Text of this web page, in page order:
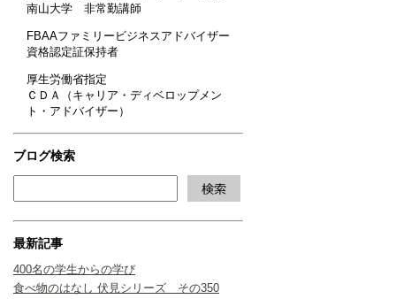
南山大学 非常勤講師
FBAAファミリービジネスアドバイザー
資格認定証保持者
厚生労働省指定
ＣＤＡ（キャリア・ディベロップメン
ト・アドバイザー）
ブログ検索
最新記事
400名の学生からの学び
食べ物のはなし 伏見シリーズ その350